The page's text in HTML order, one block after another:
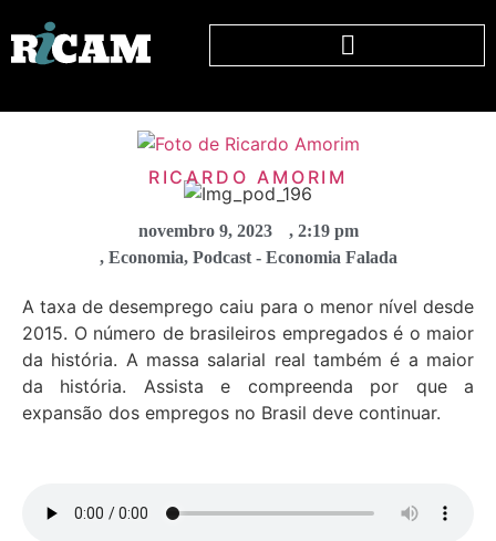
RICARDO AMORIM
novembro 9, 2023 , 2:19 pm
, Economia, Podcast - Economia Falada
A taxa de desemprego caiu para o menor nível desde
2015. O número de brasileiros empregados é o maior
da história. A massa salarial real também é a maior
da história. Assista e compreenda por que a
expansão dos empregos no Brasil deve continuar.